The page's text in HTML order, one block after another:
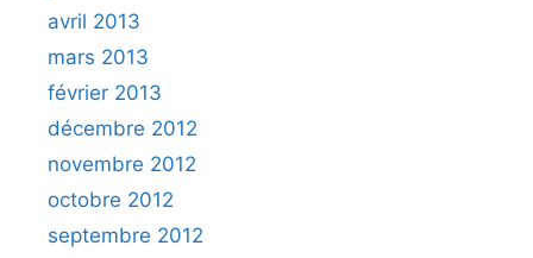
avril 2013
mars 2013
février 2013
décembre 2012
novembre 2012
octobre 2012
septembre 2012